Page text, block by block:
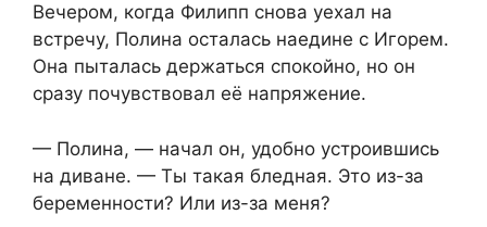
Вечером, когда Филипп снова уехал на
встречу, Полина осталась наедине с Игорем.
Она пыталась держаться спокойно, но он
сразу почувствовал её напряжение.
— Полина, — начал он, удобно устроившись
на диване. — Ты такая бледная. Это из-за
беременности? Или из-за меня?